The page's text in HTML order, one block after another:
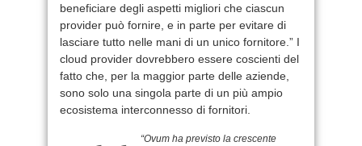
beneficiare degli aspetti migliori che ciascun
provider può fornire, e in parte per evitare di
lasciare tutto nelle mani di un unico fornitore.” I
cloud provider dovrebbero essere coscienti del
fatto che, per la maggior parte delle aziende,
sono solo una singola parte di un più ampio
ecosistema interconnesso di fornitori.
“Ovum ha previsto la crescente